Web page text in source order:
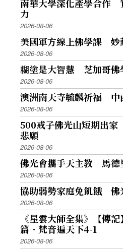
南華大學深化產學合作
力
2026-08-06
美國軍方線上佛學課 妙
2026-08-06
糊塗是大智慧 芝加哥佛
2026-08-06
澳洲南天寺毓麟祈福 中
2026-08-06
500戒子佛光山短期出
悲願
2026-08-06
佛光會攜手天主教 馬德
2026-08-06
協助弱勢家庭免飢餓 佛
2026-08-06
《星雲大師全集》【傳
篇．梵音遍天下4-1
2026-08-06